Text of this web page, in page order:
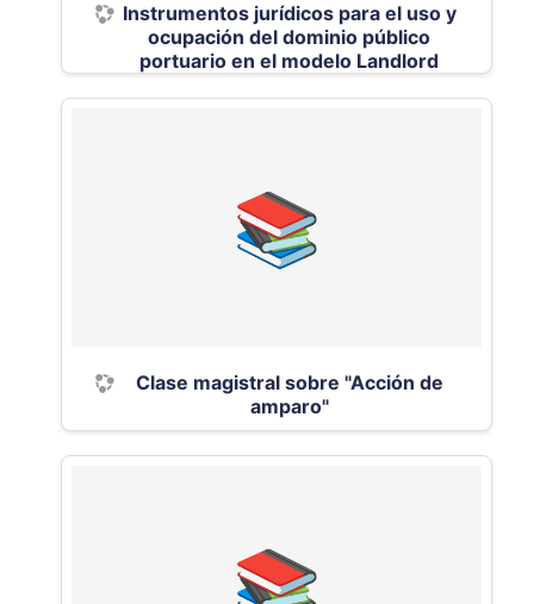
Instrumentos jurídicos para el uso y
ocupación del dominio público
portuario en el modelo Landlord
Clase magistral sobre "Acción de
amparo"